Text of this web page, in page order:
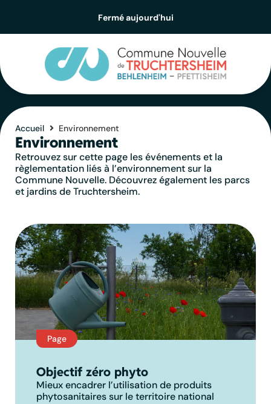
Fermé aujourd'hui
Accueil Environnement
Environnement
Retrouvez sur cette page les événements et la
règlementation liés à l’environnement sur la
Commune Nouvelle. Découvrez également les parcs
et jardins de Truchtersheim.
Page
Objectif zéro phyto
Mieux encadrer l’utilisation de produits
phytosanitaires sur le territoire national